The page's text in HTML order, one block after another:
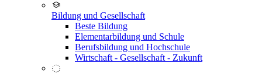
Bildung und Gesellschaft
Beste Bildung
Elementarbildung und Schule
Berufsbildung und Hochschule
Wirtschaft - Gesellschaft - Zukunft